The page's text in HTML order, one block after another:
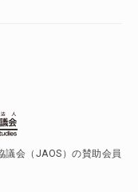
議会（JAOS）の賛助会員